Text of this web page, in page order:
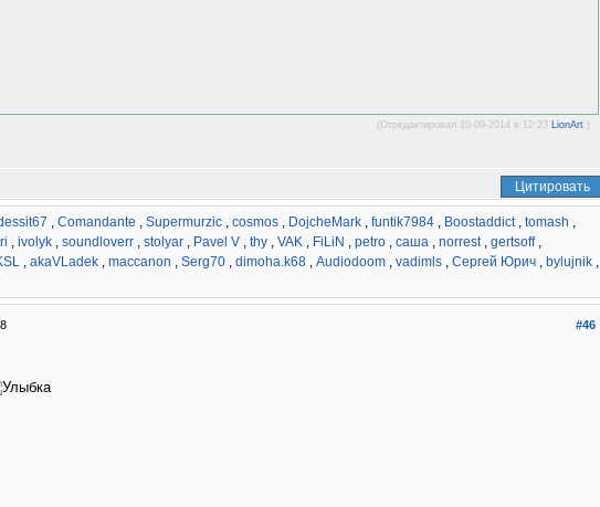
(Отредактировал 10-09-2014 в 12:23 LionArt .)
Цитировать
, Comandante , Supermurzic , cosmos , DojcheMark , funtik7984 , Boostaddict, tomash ,
, ivolyk , soundloverr , stolyar , Pavel V , thy , VAK , FiLiN , petro , саша , norrest, gertsoff,
, akaVLadek , maccanon , Serg70 , dimoha.k68 , Audiodoom , vadimls , Сергей Юрич , bylujnik ,
#46